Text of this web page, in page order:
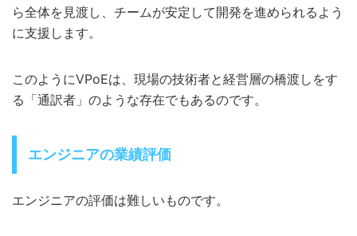
ら全体を見渡し、チームが安定して開発を進められるよう
に支援します。
このようにVPoEは、現場の技術者と経営層の橋渡しをす
る「通訳者」のような存在でもあるのです。
エンジニアの業績評価
エンジニアの評価は難しいものです。